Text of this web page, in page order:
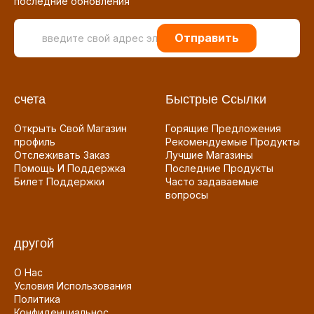
Отправить
счета
Открыть Свой Магазин
профиль
Отслеживать Заказ
Помощь И Поддержка
Билет Поддержки
Быстрые Ссылки
Горящие Предложения
Рекомендуемые Продукты
Лучшие Магазины
Последние Продукты
Часто задаваемые
вопросы
другой
О Нас
Условия Использования
Политика